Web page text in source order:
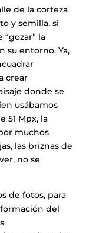
de la corteza
y semilla, si
la
su entorno. Ya,
crear
donde se
usábamos
51 Mpx, la
muchos
las briznas de
no se
de fotos, para
del